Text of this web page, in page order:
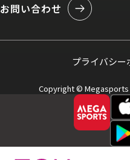
お問い合わせ
プライバシー
Copyright © Megasports